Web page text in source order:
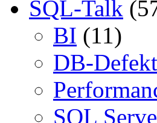
SQL-Talk
BI (11)
DB-
SQL